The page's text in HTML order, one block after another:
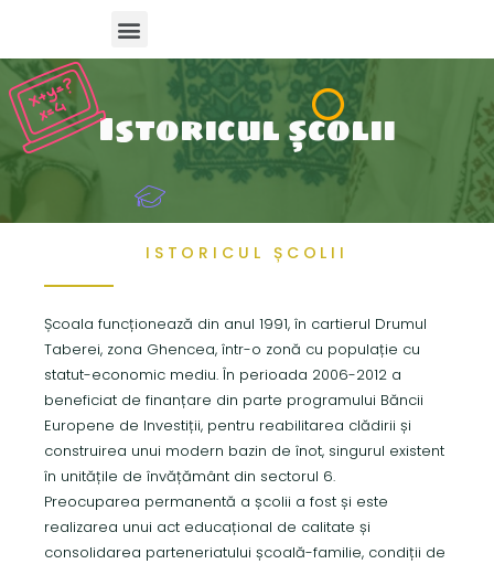
Istoricul școlii
ISTORICUL ȘCOLII
Școala funcționează din anul 1991, în cartierul Drumul
Taberei, zona Ghencea, într-o zonă cu populație cu
statut-economic mediu. În perioada 2006-2012 a
beneficiat de finanțare din parte programului Băncii
Europene de Investiții, pentru reabilitarea clădirii și
construirea unui modern bazin de înot, singurul existent
în unitățile de învățământ din sectorul 6.
Preocuparea permanentă a școlii a fost și este
realizarea unui act educațional de calitate și
consolidarea parteneriatului școală-familie, condiții de